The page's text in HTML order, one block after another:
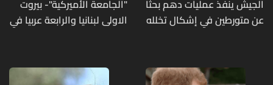
الجيش ينفذ عمليات دهم بحثًا
عن متورطين في إشكال تخلله
مزروعة بالماريجوانا
"الجامعة الأميركية"- بيروت
الاولى لبنانيا والرابعة عربيا في